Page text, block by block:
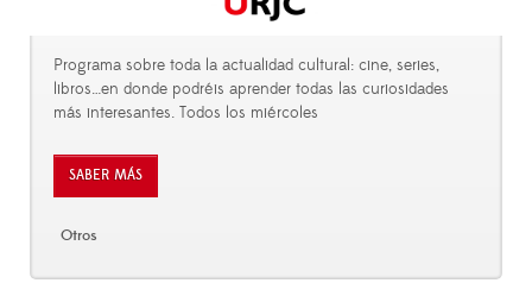
Programa sobre toda la actualidad cultural: cine, series,
libros…en donde podréis aprender todas las curiosidades
más interesantes. Todos los miércoles
SABER MÁS
Otros